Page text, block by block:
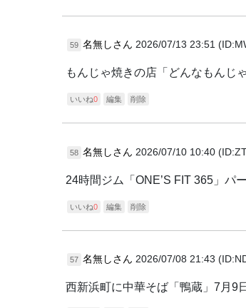
59 名無しさん 2026/07/13 23:51
もんじゃ焼きの店「どんなもんじ
いいね0 編集 削除
58 名無しさん 2026/07/10 10:40
24時間ジム「ONE’S FIT 365」パ
いいね0 編集 削除
57 名無しさん 2026/07/08 21:43
西新浜町に中華そば「鴨蔵」7月9